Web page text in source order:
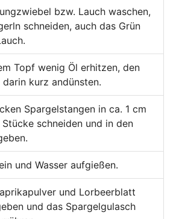
bzw. Lauch waschen,
schneiden, auch das Grün
Topf wenig Öl erhitzen, den
darin kurz andünsten.
Spargelstangen in ca. 1 cm
schneiden und in den
und Wasser aufgießen.
und Lorbeerblatt
und das Spargelgulasch